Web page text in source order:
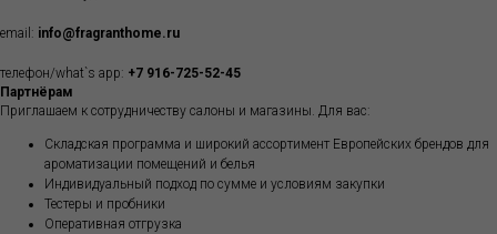
email: info@fragranthome.ru
телефон/what`s app: +7 916-725-52-45
Партнёрам
Приглашаем к сотрудничеству салоны и магазины. Для вас:
Складская программа и широкий ассортимент Европейских брендов для
ароматизации помещений и белья
Индивидуальный подход по сумме и условиям закупки
Тестеры и пробники
Оперативная отгрузка